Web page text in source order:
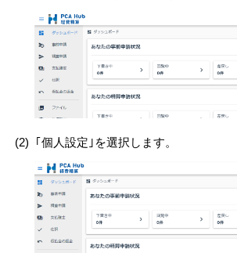
(2) ｢個人設定｣を選択します。